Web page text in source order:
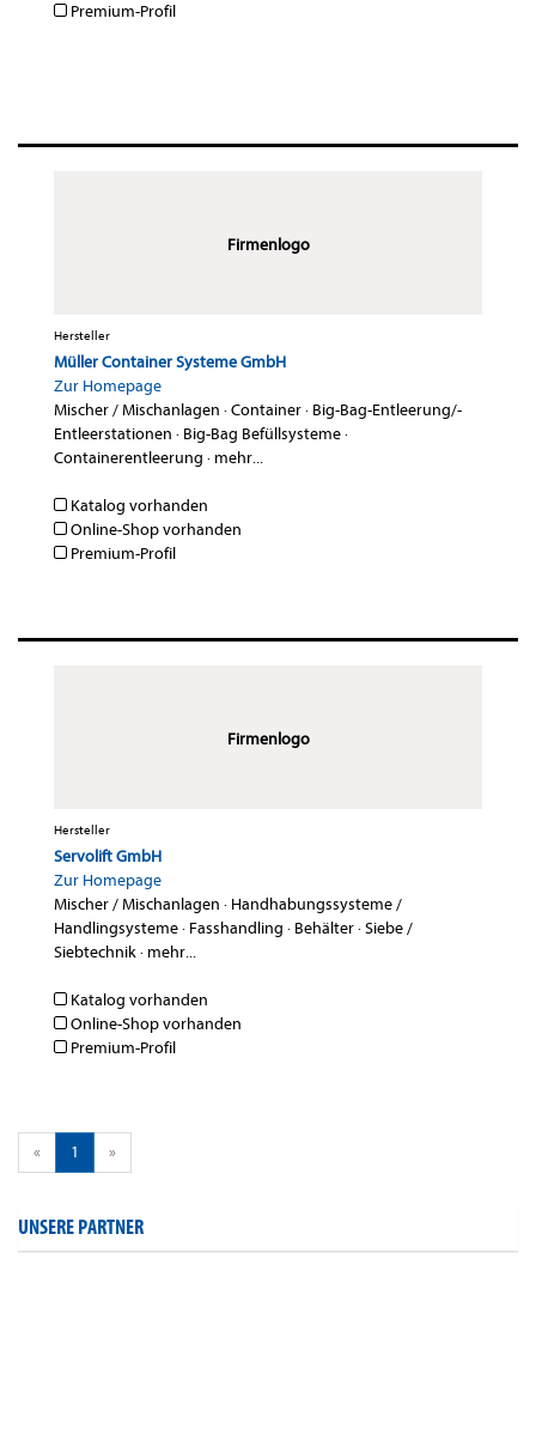
Premium-Profil
Firmenlogo
Hersteller
Müller Container Systeme GmbH
Zur Homepage
Mischer / Mischanlagen ·Container· Big-Bag-Entleerung/-
Entleerstationen · Big-Bag Befüllsysteme·
Containerentleerung · mehr...
Katalog vorhanden
Online-Shop vorhanden
Premium-Profil
Firmenlogo
Hersteller
Servolift GmbH
Zur Homepage
Mischer / Mischanlagen · Handhabungssysteme /
Handlingsysteme· Fasshandling · Behälter·Siebe /
Siebtechnik· mehr...
Katalog vorhanden
Online-Shop vorhanden
Premium-Profil
« 1 »
UNSERE PARTNER